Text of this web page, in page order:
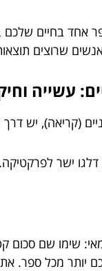
אחד בחיים שלכם
שרוצים
(קריאה), יש
ישר לפרקטיקה.
יותר מכל ספר.